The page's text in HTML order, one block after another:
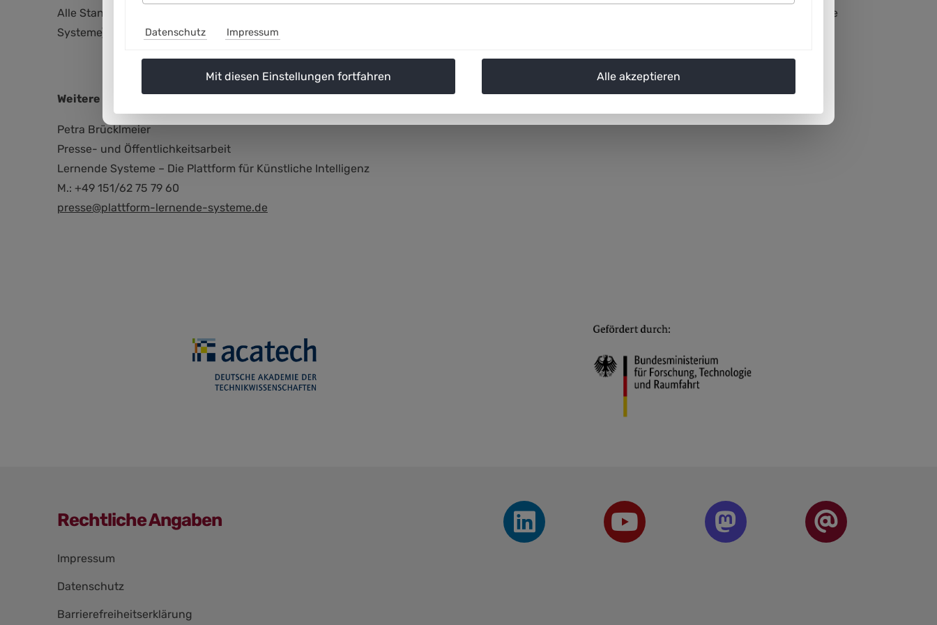
Alle Standpunkte zum Thema „Agentische KI“ sind auf der
abrufbar. Textinhalte können unter Nennung der Quelle (Plattform Lernende
Systeme) für die redaktionelle Berichterstattung genutzt werden.
Weitere Informationen:
Petra Brücklmeier
Presse- und Öffentlichkeitsarbeit
Lernende Systeme – Die Plattform für Künstliche Intelligenz
M.: +49 151/62 75 79 60
presse@plattform-lernende-systeme.de
Rechtliche Angaben
überspringen
Impressum
Datenschutz
Barrierefreiheitserklärung
Datenschutz Impressum
Mit diesen Einstellungen fortfahren Alle akzeptieren